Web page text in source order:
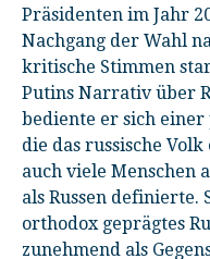
Präsidenten im Jahr
Nachgang der Wahl
kritische Stimmen
Putins Narrativ über
bediente er sich
die das russische
auch viele Menschen
als Russen definierte.
orthodox geprägtes
zunehmend als